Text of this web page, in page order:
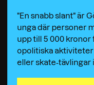
"En snabb slant" är
unga där personer
upp till 5 000
opolitiska
eller skate‑tävlingar